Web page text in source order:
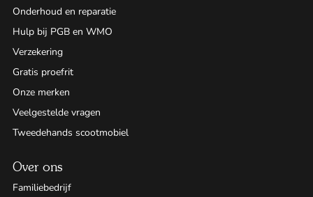
Onderhoud en reparatie
Hulp bij PGB en WMO
Verzekering
Gratis proefrit
Onze merken
Veelgestelde vragen
Tweedehands scootmobiel
Over ons
Familiebedrijf